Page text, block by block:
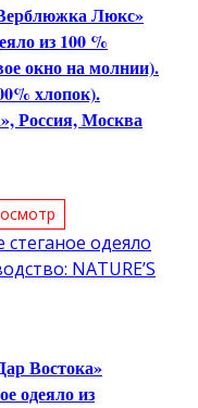
Люкс»
из 100 %
окно на молнии).
хлопок).
Россия, Москва
Востока»
одеяло из